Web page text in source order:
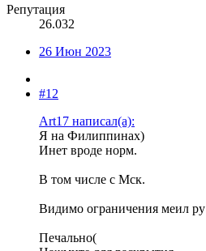
Репутация
26.032
26 Июн 2023
#12
Art17 написал(а):
Я на Филиппинах)
Инет вроде норм.
В том числе с Мск.
Видимо ограничения меил ру
Печально(